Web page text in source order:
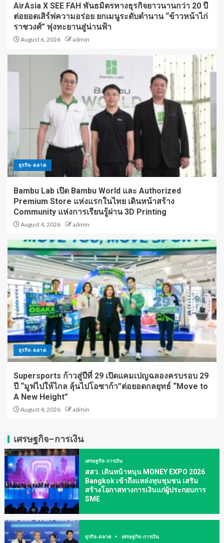
AirAsia X SEE FAH พันธมิตรทางธุรกิจยาวนานกว่า 20 ปี
ต่อยอดเสิร์ฟความอร่อย ยกเมนูระดับตำนาน “ข้าวหน้าไก่
ราชวงศ์” พุ่งทะยานสู่น่านฟ้า
August 6, 2026 admin
ธุรกิจ-ตลาด
Bambu Lab เปิด Bambu World และ Authorized
Premium Store แห่งแรกในไทย เดินหน้าสร้าง
Community แห่งการเรียนรู้ผ่าน 3D Printing
August 4, 2026 admin
ธุรกิจ-ตลาด
Supersports ก้าวสู่ปีที่ 29 เปิดแคมเปญฉลองครบรอบ 29
ปี “มูฟไปให้ไกล ลุ้นไปโอซาก้า”ต่อยอดกลยุทธ์ “Move to
A New Height”
August 4, 2026 admin
เศรษฐกิจ-การเงิน
เศรษฐกิจ-การเงิน
สสว. เดินหน้าหนุน MONEY EXPO 2026
Bangkok เข้าถึงแหล่งทุนชุมชน เสริม
สร้างโอกาสทางการเงินแก่ผู้ประกอบการ
SME
ธุรกิจ-ตลาด เศรษฐกิจ-การเงิน